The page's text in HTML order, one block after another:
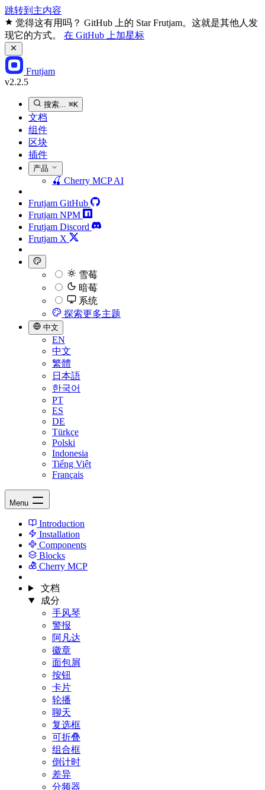
跳转到主内容
觉得这有用吗？ GitHub 上的 Star Frutjam。这就是其他人发
现它的方式。
在 GitHub 上加星标
Frutjam
v2.2.5
搜索... ⌘K
文档
组件
区块
插件
产品
🍒 Cherry MCPAI
Frutjam GitHub
Frutjam NPM
Frutjam Discord
Frutjam X
雪莓
暗莓
系统
探索更多主题
中文
EN
中文
繁體
日本語
한국어
PT
ES
DE
Türkçe
Polski
Indonesia
Tiếng Việt
Français
Menu
Introduction
Installation
Components
Blocks
Cherry MCP
文档
成分
手风琴
警报
阿凡达
徽章
面包屑
按钮
卡片
轮播
聊天
复选框
可折叠
组合框
倒计时
差异
分频器